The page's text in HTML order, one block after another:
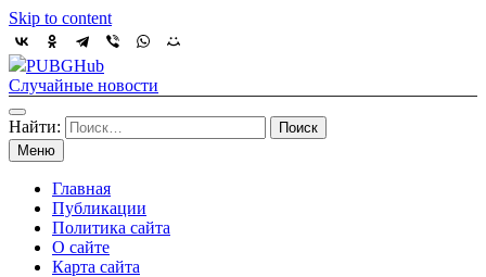
Skip to content
PUBGHub
Случайные новости
Найти:
Меню
Главная
Публикации
Политика сайта
О сайте
Карта сайта